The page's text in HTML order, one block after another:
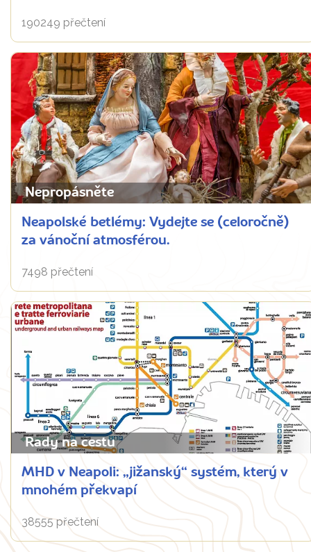
190249 přečtení
Nepropásněte
Neapolské betlémy: Vydejte se (celoročně)
za vánoční atmosférou.
7498 přečtení
Rady na cestu
MHD v Neapoli: „jižanský“ systém, který v
mnohém překvapí
38555 přečtení